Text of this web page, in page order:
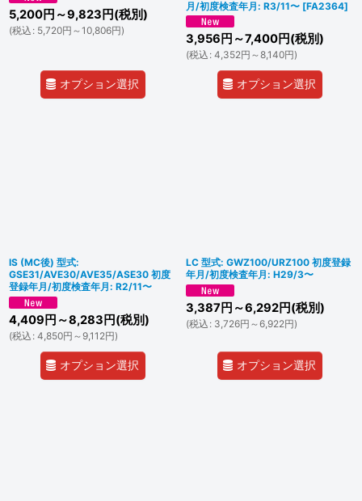
5,200円 ～9,823 円(税別)
(税込 : 5,720円 ～10,806円)
オプション選択
月/初度検査年月: R3/11〜 [FA2364]
3,956 円 ～7,400円(税別)
(税込 : 4,352円 ～8,140円)
オプション選択
IS (MC後) 型式:
GSE31/AVE30/AVE35/ASE30 初度
登録年月/初度検査年月: R2/11〜
4,409 円 ～8,283 円(税別)
(税込 : 4,850円 ～9,112円)
オプション選択
LC 型式: GWZ100/URZ100 初度登録
年月/初度検査年月: H29/3〜
3,387 円 ～6,292円(税別)
(税込 : 3,726円 ～6,922円)
オプション選択